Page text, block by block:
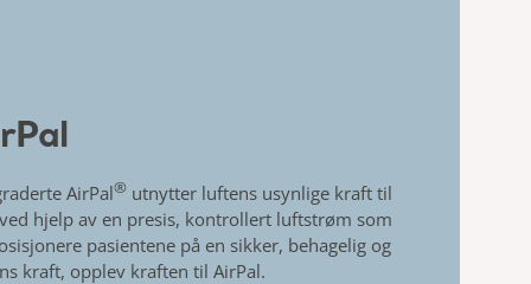
AirPal® utnytter luftens usynlige kraft til
hjelp av en presis, kontrollert luftstrøm som
pasientene på en sikker, behagelig og
kraft, opplev kraften til AirPal.